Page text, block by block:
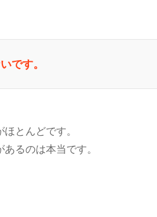
です。
とんどです。
るのは本当です。